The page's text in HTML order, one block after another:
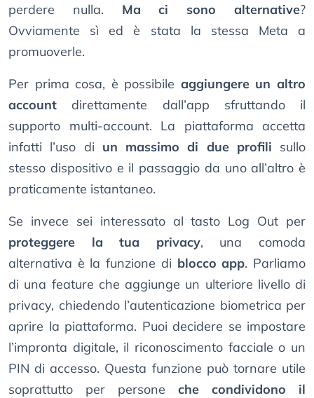
perdere nulla. Ma ci sono alternative?
Ovviamente sì ed è stata la stessa Meta a
promuoverle.
Per prima cosa, è possibile aggiungere un altro
account direttamente dall’app sfruttando il
supporto multi-account. La piattaforma accetta
infatti l’uso di un massimo di due profili sullo
stesso dispositivo e il passaggio da uno all’altro è
praticamente istantaneo.
Se invece sei interessato al tasto Log Out per
proteggere la tua privacy, una comoda
alternativa è la funzione di blocco app. Parliamo
di una feature che aggiunge un ulteriore livello di
privacy, chiedendo l’autenticazione biometrica per
aprire la piattaforma. Puoi decidere se impostare
l’impronta digitale, il riconoscimento facciale o un
PIN di accesso. Questa funzione può tornare utile
soprattutto per persone che condividono il